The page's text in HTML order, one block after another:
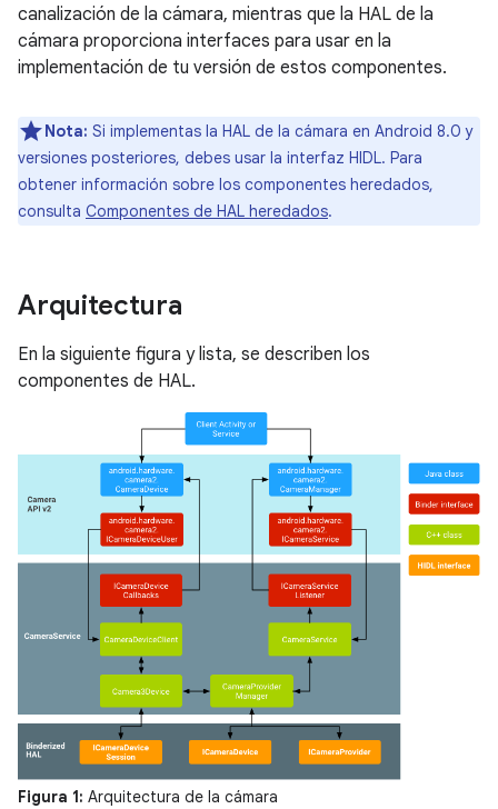
canalización de la cámara, mientras que la HAL de la
cámara proporciona interfaces para usar en la
implementación de tu versión de estos componentes.
Nota: Si implementas la HAL de la cámara en Android 8.0 y
versiones posteriores, debes usar la interfaz HIDL. Para
obtener información sobre los componentes heredados,
consulta Componentes de HAL heredados.
Arquitectura
En la siguiente figura y lista, se describen los
componentes de HAL.
Figura 1: Arquitectura de la cámara